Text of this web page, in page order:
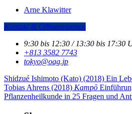
Arne Klawitter
Kontakt & Öffnungszeiten
9:30 bis 12:30 / 13:30 bis 17:30
+813 3582 7743
tokyo­@­oag­.­jp
Shidzué Ishimoto (Kato) (2018) Ein
Tobias Ahrens (2018) Kampō
Pflanzenheilkunde in 25 Fragen und